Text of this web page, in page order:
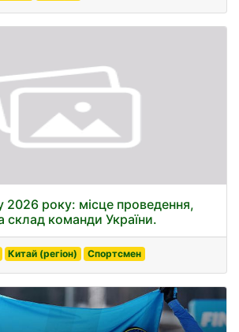
2026 року: місце проведення,
склад команди України.
Китай (регіон) Спортсмен